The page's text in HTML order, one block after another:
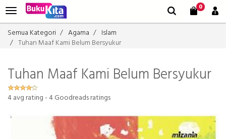
0
Semua Kategori Agama
Islam
Tuhan Maaf Kami Belum Bersyukur
Tuhan Maaf Kami Belum Bersyukur
4avg rating -4Goodreads ratings